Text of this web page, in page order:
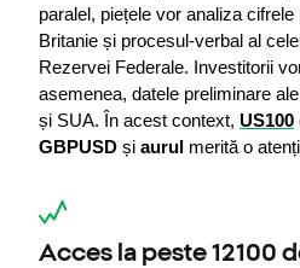
paralel, piețele vor analiza
Britanie și procesul-verbal al
Rezervei Federale. Investitorii
asemenea, datele preliminare
și SUA. În acest context, US100
GBPUSD și aurul merită o
Acces la peste 12100